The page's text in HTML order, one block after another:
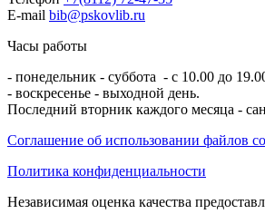
E-mail bib@pskovlib.ru
Часы работы
- понедельник - суббота - с 10.00 до
- воскресенье - выходной день.
Последний вторник каждого месяца -
Соглашение об использовании файлов
Политика конфиденциальности
Независимая оценка качества